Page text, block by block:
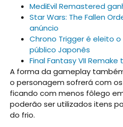
MediEvil Remastered
Star Wars: The Fallen
anúncio
Chrono Trigger é eleito
público Japonês
Final Fantasy VII
A forma da gameplay
o personagem sofrerá com
ficando com menos fôlego
poderão ser utilizados itens
do frio.